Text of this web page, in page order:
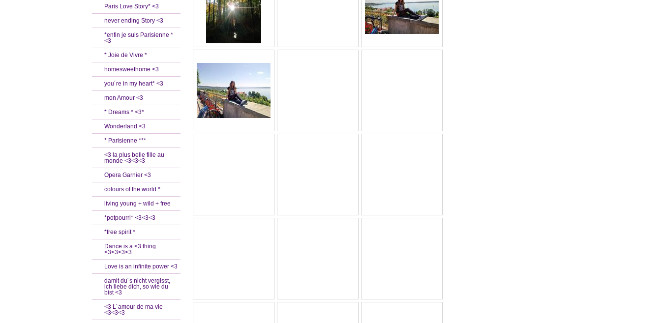
Paris Love Story* <3
never ending Story <3
*enfin je suis Parisienne *
<3
* Joie de Vivre *
homesweethome <3
you´re in my heart* <3
mon Amour <3
* Dreams * <3*
Wonderland <3
* Parisienne ***
<3 la plus belle fille au
monde <3<3<3
Opera Garnier <3
colours of the world *
living young + wild + free
*potpourri* <3<3<3
*free spirit *
Dance is a <3 thing
<3<3<3<3
Love is an infinite power <3
damit du´s nicht vergisst,
ich liebe dich, so wie du
bist <3
<3 L´amour de ma vie
<3<3<3